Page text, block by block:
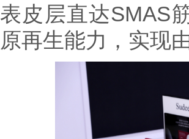
表皮层直达SMAS
原再生能力，实现